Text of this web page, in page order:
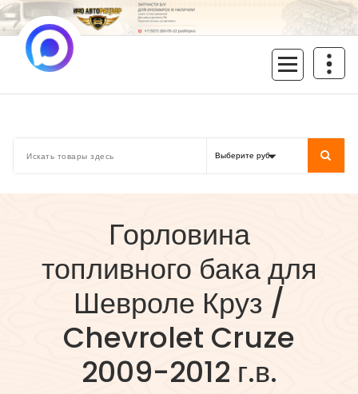
Перейти
к
содержимому
Горловина
топливного бака для
Шевроле Круз /
Chevrolet Cruze
2009-2012 г.в.